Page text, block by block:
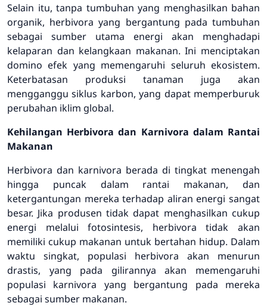
Selain itu, tanpa tumbuhan yang menghasilkan bahan
organik, herbivora yang bergantung pada tumbuhan
sebagai sumber utama energi akan menghadapi
kelaparan dan kelangkaan makanan. Ini menciptakan
domino efek yang memengaruhi seluruh ekosistem.
Keterbatasan produksi tanaman juga akan
mengganggu siklus karbon, yang dapat memperburuk
perubahan iklim global.
Kehilangan Herbivora dan Karnivora dalam Rantai
Makanan
Herbivora dan karnivora berada di tingkat menengah
hingga puncak dalam rantai makanan, dan
ketergantungan mereka terhadap aliran energi sangat
besar. Jika produsen tidak dapat menghasilkan cukup
energi melalui fotosintesis, herbivora tidak akan
memiliki cukup makanan untuk bertahan hidup. Dalam
waktu singkat, populasi herbivora akan menurun
drastis, yang pada gilirannya akan memengaruhi
populasi karnivora yang bergantung pada mereka
sebagai sumber makanan.